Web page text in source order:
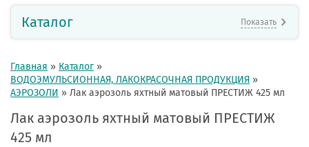
Каталог Показать
Главная » Каталог »
ВОДОЭМУЛЬСИОННАЯ, ЛАКОКРАСОЧНАЯ ПРОДУКЦИЯ »
АЭРОЗОЛИ » Лак аэрозоль яхтный матовый ПРЕСТИЖ 425 мл
Лак аэрозоль яхтный матовый ПРЕСТИЖ
425 мл